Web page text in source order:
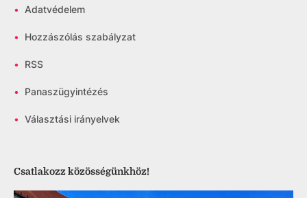
• Adatvédelem
• Hozzászólás szabályzat
• RSS
• Panaszügyintézés
• Választási irányelvek
Csatlakozz közösségünkhöz!